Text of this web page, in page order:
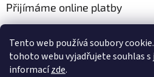
Tento web používá soubory
tohoto webu vyjadřujete souhlas s
informacízde.
Přijímáme online platby